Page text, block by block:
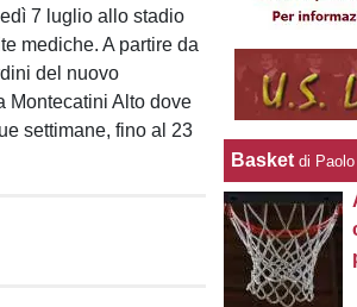
7 luglio allo stadio
mediche. A partire da
del nuovo
Montecatini Alto dove
settimane, fino al 23
Basket di